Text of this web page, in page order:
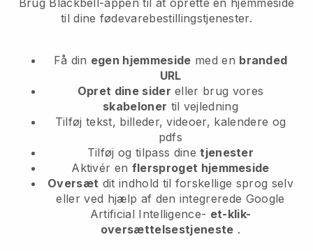
til dine fødevarebestillingstjenester.
Få din egen hjemmeside med en branded
URL
Opret dine sider eller brug vores
skabeloner til vejledning
Tilføj tekst, billeder, videoer, kalendere og
pdfs
Tilføj og tilpass dinetjenester
Aktivér en flersproget hjemmeside
Oversæt dit indhold til forskellige sprog selv
eller ved hjælp af den integrerede Google
Artificial Intelligence- et-klik-
oversættelsestjeneste .